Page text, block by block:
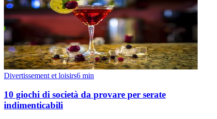
Divertissement et loisirs6 min
10 giochi di società da provare per serate
indimenticabili